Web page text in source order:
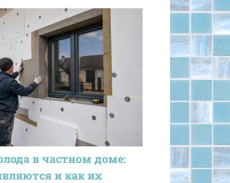
в частном доме:
и как их